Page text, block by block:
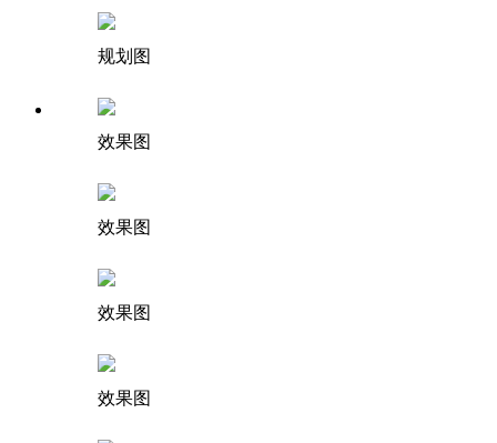
规划图
效果图
效果图
效果图
效果图